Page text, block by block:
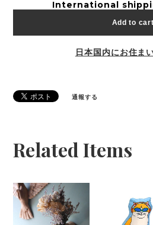
International
Add to cart
日本国内にお住ま
通報する
Related Items